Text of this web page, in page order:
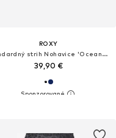
ROXY
Štandardný strih Nohavice 'Oceanside'
39,90 €